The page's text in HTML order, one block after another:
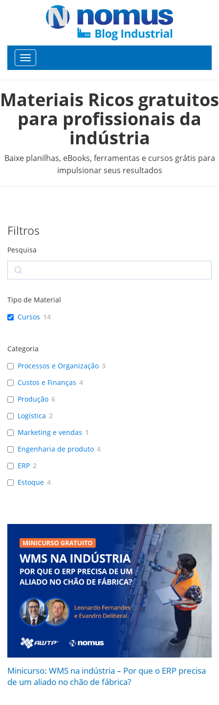
Toggle
navigation
Materiais Ricos gratuitos
para profissionais da
indústria
Baixe planilhas, eBooks, ferramentas e cursos grátis para
impulsionar seus resultados
Filtros
Pesquisa
Search
Tipo de Material
Cursos 14
Categoria
Processos e Organização 3
Custos e Finanças 4
Produção 6
Logística 2
Marketing e vendas 1
Engenharia de produto 4
ERP 2
Estoque 4
Minicurso: WMS na indústria – Por que o ERP precisa
de um aliado no chão de fábrica?